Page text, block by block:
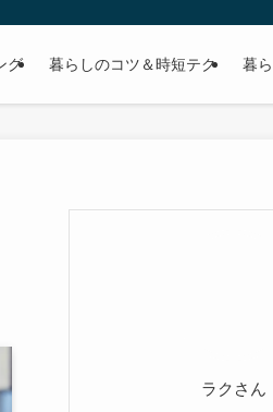
グ 暮らしのコツ＆時短テク 暮
ラクさん